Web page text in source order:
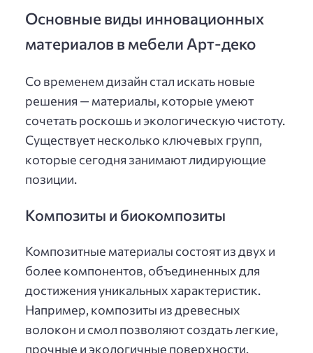
Основные виды инновационных
материалов в мебели Арт-деко
Со временем дизайн стал искать новые
решения — материалы, которые умеют
сочетать роскошь и экологическую чистоту.
Существует несколько ключевых групп,
которые сегодня занимают лидирующие
позиции.
Композиты и биокомпозиты
Композитные материалы состоят из двух и
более компонентов, объединенных для
достижения уникальных характеристик.
Например, композиты из древесных
волокон и смол позволяют создать легкие,
прочные и экологичные поверхности.